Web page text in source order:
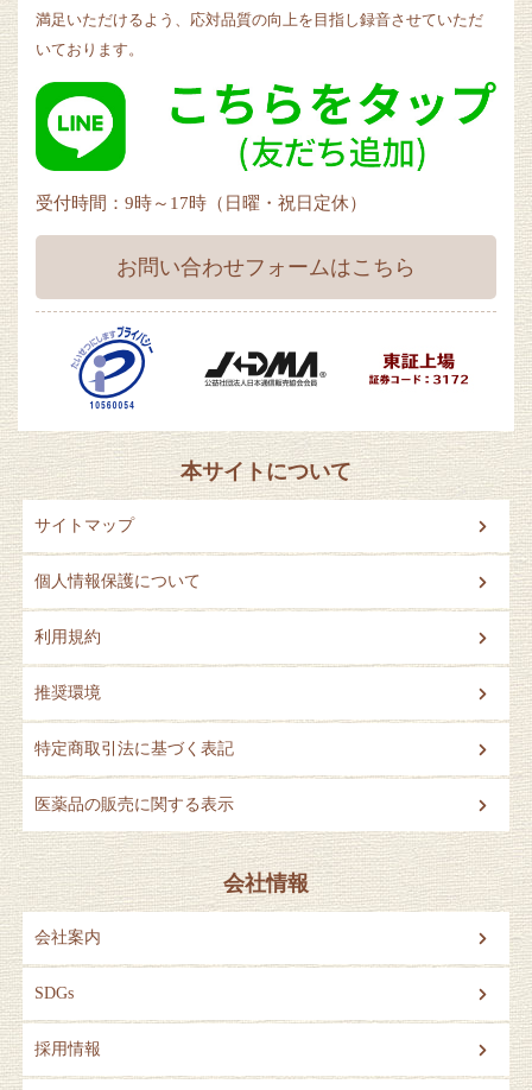
満足いただけるよう、応対品質の向上を目指し録音させていただ
いております。
受付時間：9時～17時（日曜・祝日定休）
お問い合わせフォームはこちら
本サイトについて
サイトマップ
個人情報保護について
利用規約
推奨環境
特定商取引法に基づく表記
医薬品の販売に関する表示
会社情報
会社案内
SDGs
採用情報